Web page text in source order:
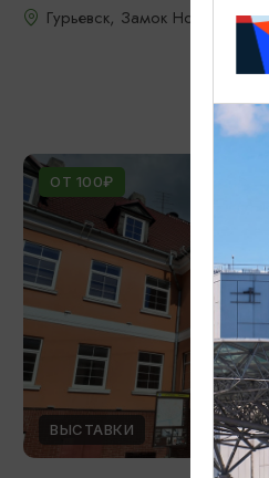
Гурьевск, Замок Нойхаузен
ОТ 100₽
ВЫСТАВКИ